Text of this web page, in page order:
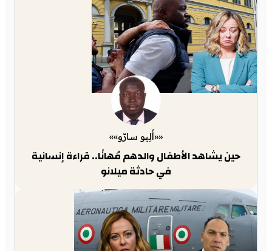
««أَلِيو سارّو»»
حين يشاهد الأطفال والدهم مُهانًا.. قراءة إنسانية
في حادثة ميلانو